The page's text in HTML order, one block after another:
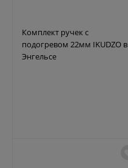
Комплект ручек с
подогревом 22мм IKUDZO в
Энгельсе